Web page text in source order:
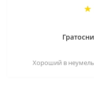
Хороший в